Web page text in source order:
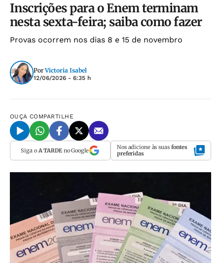
Inscrições para o Enem terminam
nesta sexta-feira; saiba como fazer
Provas ocorrem nos dias 8 e 15 de novembro
Por Victoria Isabel
12/06/2026 - 6:35 h
OUÇA COMPARTILHE
Siga o A TARDEno Google Nos adicione às suas fontes
preferidas